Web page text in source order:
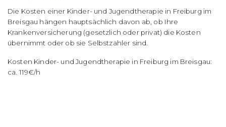
Die Kosten einer Kinder- und Jugendtherapie in Freiburg im
Breisgau hängen hauptsächlich davon ab, ob Ihre
Krankenversicherung (gesetzlich oder privat) die Kosten
übernimmt oder ob sie Selbstzahler sind.
Kosten Kinder- und Jugendtherapie in Freiburg im Breisgau:
ca. 119€/h